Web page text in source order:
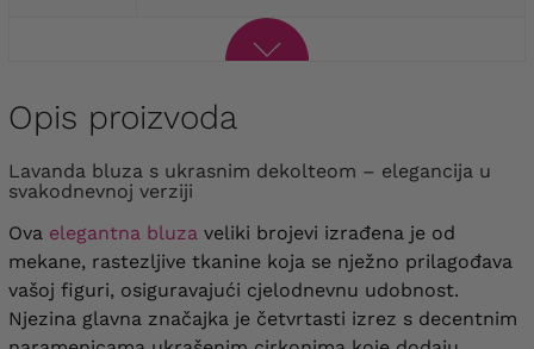
Opis proizvoda
Lavanda bluza s ukrasnim dekolteom – elegancija u
svakodnevnoj verziji
Ova elegantna bluza veliki brojevi izrađena je od
mekane, rastezljive tkanine koja se nježno prilagođava
vašoj figuri, osiguravajući cjelodnevnu udobnost.
Njezina glavna značajka je četvrtasti izrez s decentnim